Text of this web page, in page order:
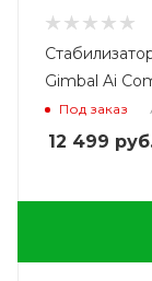
Gimbal Ai
Под заказ
12 499